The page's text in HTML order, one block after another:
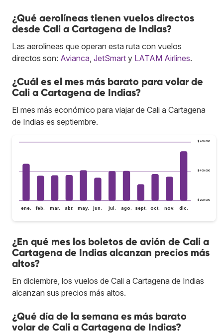
¿Qué aerolíneas tienen vuelos directos
desde Cali a Cartagena de Indias?
Las aerolíneas que operan esta ruta con vuelos
directos son: Avianca JetSmart y LATAM Airlines.
¿Cuál es el mes más barato para volar de
Cali a Cartagena de Indias?
El mes más económico para viajar de Cali a Cartagena
de Indias es septiembre.
$ 200.000
$ 400.000
$ 600.000
ene. feb. mar. abr. may. jun. jul. ago. sept. oct. nov. dic.
¿En qué mes los boletos de avión de Cali a
Cartagena de Indias alcanzan precios más
altos?
En diciembre, los vuelos de Cali a Cartagena de Indias
alcanzan sus precios más altos.
¿Qué día de la semana es más barato
volar de Cali a Cartagena de Indias?